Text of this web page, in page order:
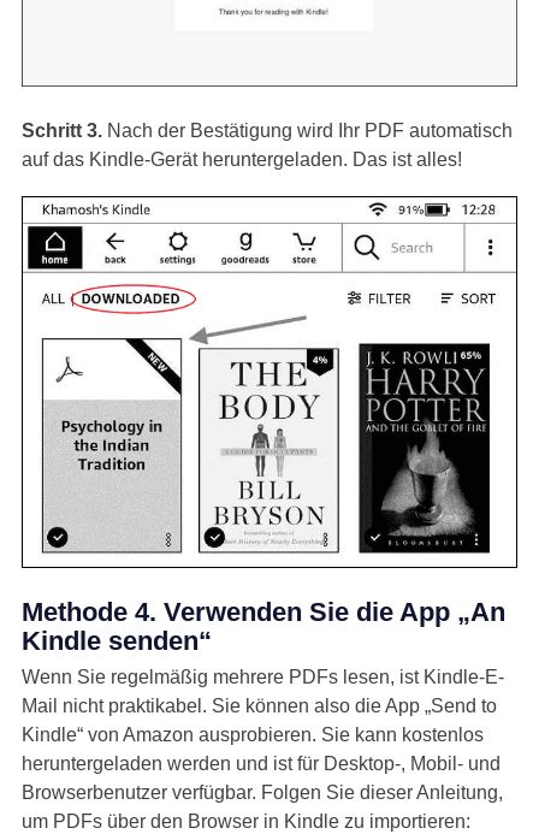
Schritt 3.Nach der Bestätigung wird Ihr PDF automatisch
auf das Kindle-Gerät heruntergeladen. Das ist alles!
Methode 4. Verwenden Sie die App „An
Kindle senden“
Wenn Sie regelmäßig mehrere PDFs lesen, ist Kindle-E-
Mail nicht praktikabel. Sie können also die App „Send to
Kindle“ von Amazon ausprobieren. Sie kann kostenlos
heruntergeladen werden und ist für Desktop-, Mobil- und
Browserbenutzer verfügbar. Folgen Sie dieser Anleitung,
um PDFs über den Browser in Kindle zu importieren: